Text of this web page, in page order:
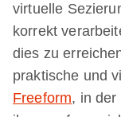
virtuelle
korrekt
dies zu
praktische und
Freeform, in der